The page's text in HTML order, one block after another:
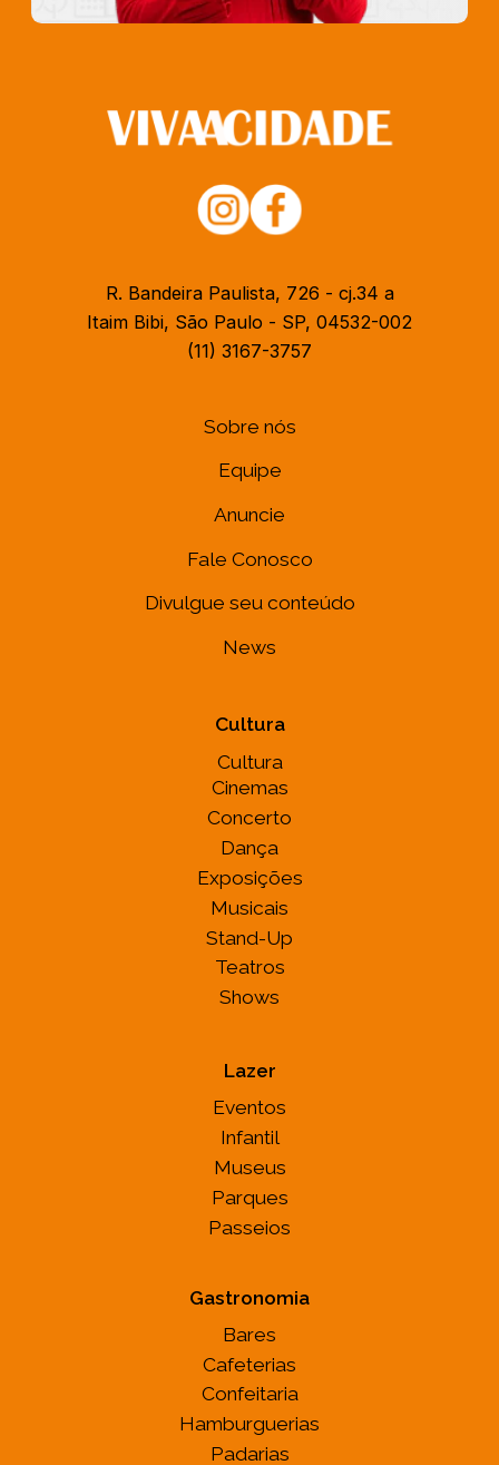
R. Bandeira Paulista, 726 - cj.34 a
Itaim Bibi, São Paulo - SP, 04532-002
(11) 3167-3757
Sobre nós
Equipe
Anuncie
Fale Conosco
Divulgue seu conteúdo
News
Cultura
Cultura
Cinemas
Concerto
Dança
Exposições
Musicais
Stand-Up
Teatros
Shows
Lazer
Eventos
Infantil
Museus
Parques
Passeios
Gastronomia
Bares
Cafeterias
Confeitaria
Hamburguerias
Padarias